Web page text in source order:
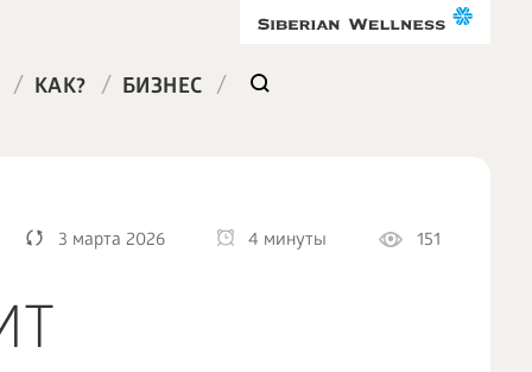
/ КАК? / БИЗНЕС /
3 марта 2026 4 минуты 151